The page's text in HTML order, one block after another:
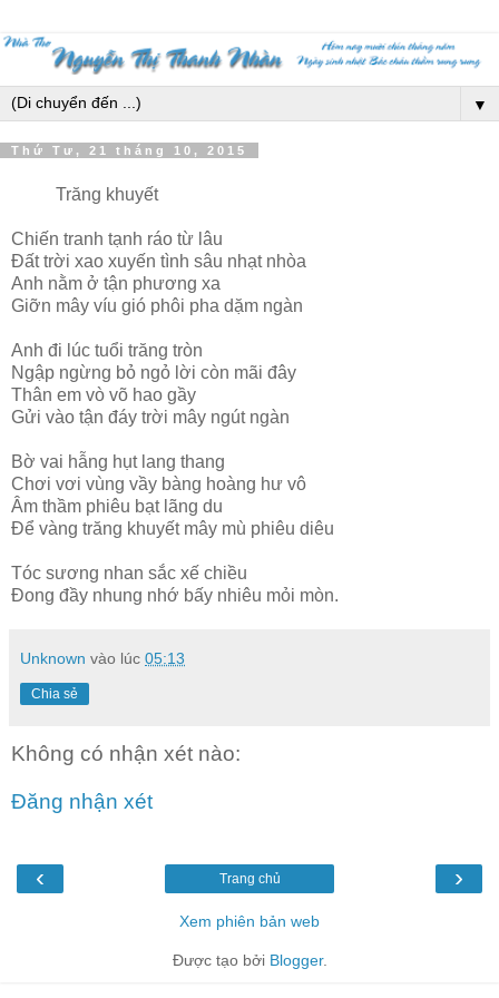
▼
Thứ Tư, 21 tháng 10, 2015
Trăng khuyết
Chiến tranh tạnh ráo từ lâu
Đất trời xao xuyến tình sâu nhạt nhòa
Anh nằm ở tận phương xa
Giỡn mây víu gió phôi pha dặm ngàn
Anh đi lúc tuổi trăng tròn
Ngập ngừng bỏ ngỏ lời còn mãi đây
Thân em vò võ hao gầy
Gửi vào tận đáy trời mây ngút ngàn
Bờ vai hẫng hụt lang thang
Chơi vơi vùng vầy bàng hoàng hư vô
Âm thầm phiêu bạt lãng du
Để vàng trăng khuyết mây mù phiêu diêu
Tóc sương nhan sắc xế chiều
Đong đầy nhung nhớ bấy nhiêu mỏi mòn.
Unknown vào lúc 05:13
Chia sẻ
Không có nhận xét nào:
Đăng nhận xét
‹ ›
Trang chủ
Xem phiên bản web
Được tạo bởi Blogger.